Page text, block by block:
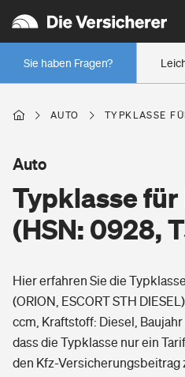
Sie haben Fragen?
Wer versichert was: Jetzt
Regionalklassen: So ist Ihre
Wer versichert was: Jetzt
Berufsunfähigkeitsversicherung
Erwerbsunfähigkeitsversicherung
Grundfähigkeitsversicherung
Arbeitsrechtsschutz
Berufshaftpflichtversicherung
Wohnen
Elementarversicherung
Freizeit
Pri­vate Haft­pflicht­
Gesundheit
AUTO TYPKLASSE
Typklasse
(HSN: 0928,
Auto
Hier erfahren Sie die
(ORION, ESCORT STH
ccm, Kraftstoff: Diesel, Baujahr
dass die Typklasse nur ein
den Kfz-Versicherungsbeitrag